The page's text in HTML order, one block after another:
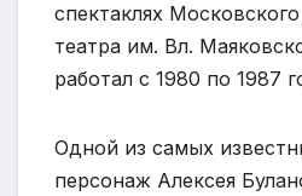
спектаклях
театра им. Вл.
работал с 1980 по 1987
Одной из самых
персонаж Алексея